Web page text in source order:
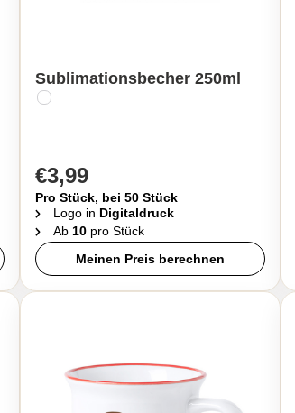
Sublimationsbecher 250ml
€3,99
Pro Stück, bei 50 Stück
Logo in Digitaldruck
Ab 10pro Stück
Meinen Preis berechnen